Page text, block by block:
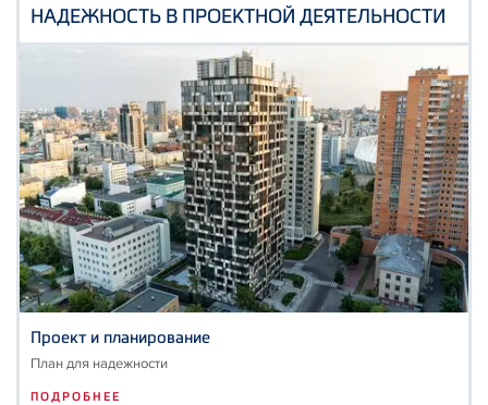
НАДЕЖНОСТЬ В ПРОЕКТНОЙ ДЕЯТЕЛЬНОСТИ
Проект и планирование
План для надежности
ПОДРОБНЕЕ